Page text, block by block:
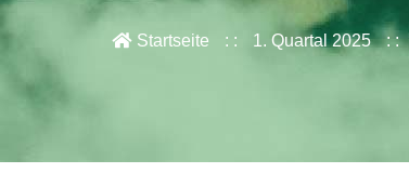
Startseite 1. Quartal 2025